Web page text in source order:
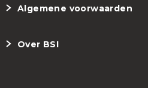
Algemene voorwaarden
Over BSI